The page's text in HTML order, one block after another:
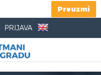
Preuzmi
PRIJAVA